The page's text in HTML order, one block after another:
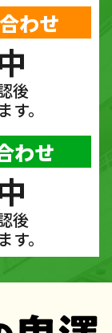
わせ
後
。
わせ
後
。